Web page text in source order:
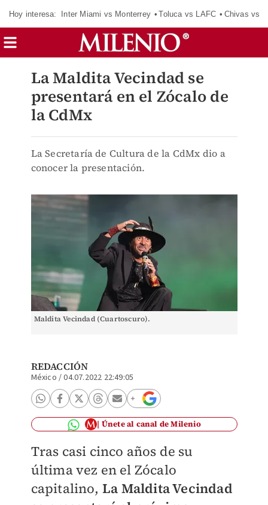
Hoy interesa: Inter Miami vs Monterrey Toluca vs LAFC Chivas vs
La Maldita Vecindad se
presentará en el Zócalo de
la CdMx
La Secretaría de Cultura de la CdMx dio a
conocer la presentación.
Maldita Vecindad (Cuartoscuro).
REDACCIÓN
México /04.07.2022 22:49:05
Únete al canal de Milenio
Tras casi cinco años de su
última vez en el Zócalo
capitalino, La Maldita Vecindad